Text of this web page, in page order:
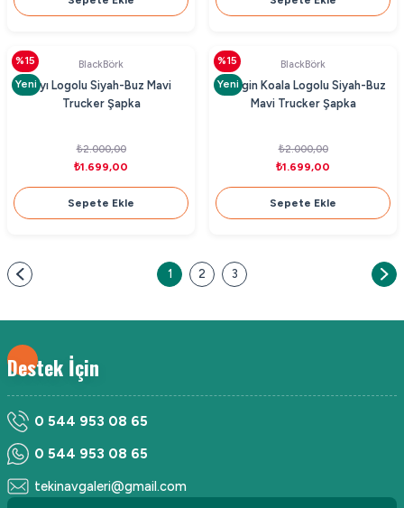
%15
Yeni
BlackBörk
Ayı Logolu Siyah-Buz Mavi
Trucker Şapka
₺2.000,00
₺1.699,00
Sepete Ekle
%15
Yeni
BlackBörk
Gergin Koala Logolu Siyah-Buz
Mavi Trucker Şapka
₺2.000,00
₺1.699,00
Sepete Ekle
1 2 3
Destek İçin
0 544 953 08 65
0 544 953 08 65
tekinavgaleri@gmail.com